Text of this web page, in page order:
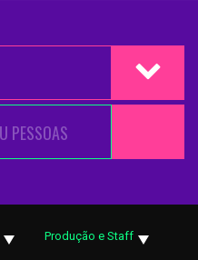
Produção e Staff